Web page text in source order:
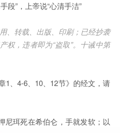
段”，上帝说“心清手洁”
、转载、出版、印刷；已经抄袭
权，违者即为“盗取”。十诫中第
1、4-6、10、12节》的经文，请
尼珥死在希伯仑，手就发软；以